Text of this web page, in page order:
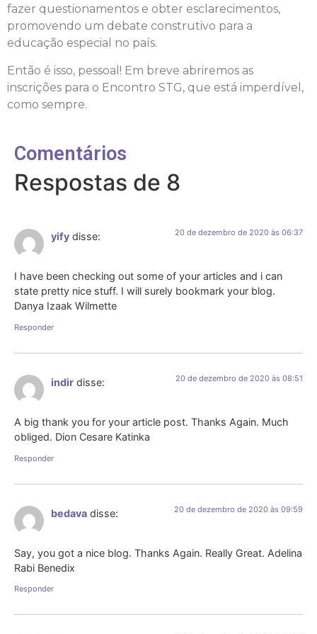
fazer questionamentos e obter esclarecimentos,
promovendo um debate construtivo para a
educação especial no país.
Então é isso, pessoal! Em breve abriremos as
inscrições para o Encontro STG, que está imperdível,
como sempre.
Comentários
Respostas de 8
yify disse: 20 de dezembro de 2020 às 06:37
I have been checking out some of your articles and i can
state pretty nice stuff. I will surely bookmark your blog.
Danya Izaak Wilmette
Responder
indir disse: 20 de dezembro de 2020 às 08:51
A big thank you for your article post. Thanks Again. Much
obliged. Dion Cesare Katinka
Responder
bedava disse: 20 de dezembro de 2020 às 09:59
Say, you got a nice blog. Thanks Again. Really Great. Adelina
Rabi Benedix
Responder